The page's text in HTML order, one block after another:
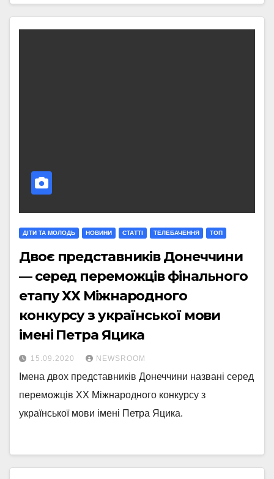
ДІТИ ТА МОЛОДЬ НОВИНИ СТАТТI ТЕЛЕБАЧЕННЯ ТОП
Двоє представників Донеччини
— серед переможців фінального
етапу ХХ Міжнародного
конкурсу з української мови
імені Петра Яцика
15.09.2020 NEWSROOM
Імена двох представників Донеччини названі серед
переможців ХХ Міжнародного конкурсу з
української мови імені Петра Яцика.